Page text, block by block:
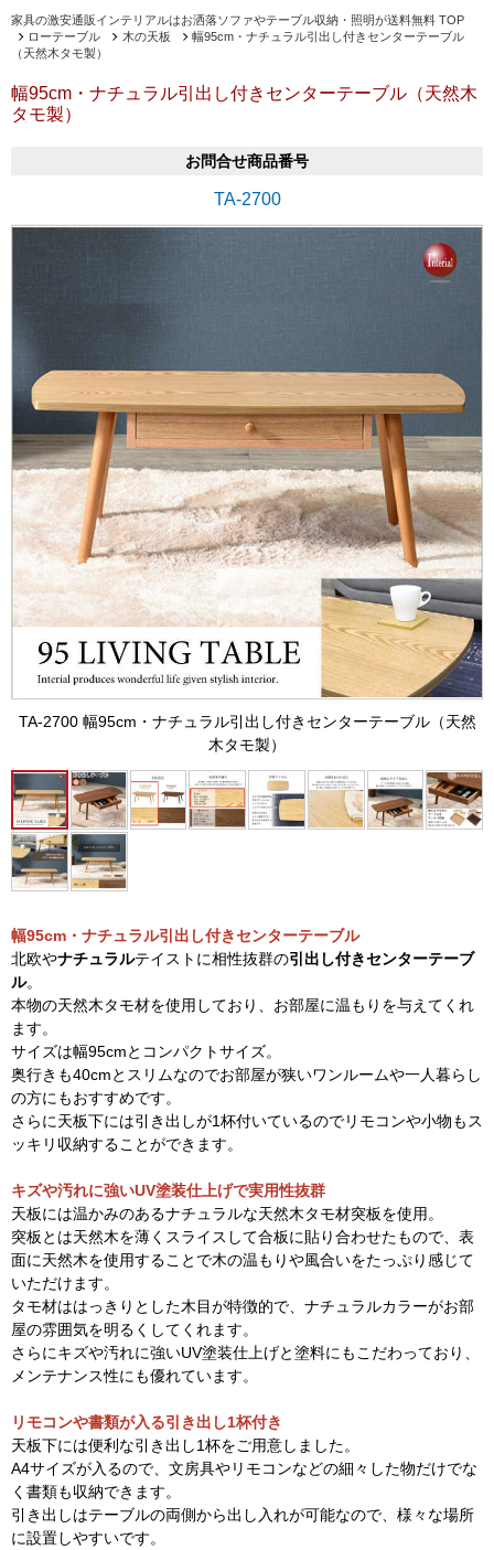
家具の激安通販インテリアルはお洒落ソファやテーブル収納・照明が送料無料 TOP
ローテーブル
木の天板
幅95cm・ナチュラル引出し付きセンターテーブル
（天然木タモ製）
幅95cm・ナチュラル引出し付きセンターテーブル（天然木
タモ製）
お問合せ商品番号
TA-2700
TA-2700 幅95cm・ナチュラル引出し付きセンターテーブル（天然
木タモ製）
幅95cm・ナチュラル引出し付きセンターテーブル
北欧やナチュラルテイストに相性抜群の引出し付きセンターテーブ
ル。
本物の天然木タモ材を使用しており、お部屋に温もりを与えてくれ
ます。
サイズは幅95cmとコンパクトサイズ。
奥行きも40cmとスリムなのでお部屋が狭いワンルームや一人暮らし
の方にもおすすめです。
さらに天板下には引き出しが1杯付いているのでリモコンや小物もス
ッキリ収納することができます。
キズや汚れに強いUV塗装仕上げで実用性抜群
天板には温かみのあるナチュラルな天然木タモ材突板を使用。
突板とは天然木を薄くスライスして合板に貼り合わせたもので、表
面に天然木を使用することで木の温もりや風合いをたっぷり感じて
いただけます。
タモ材ははっきりとした木目が特徴的で、ナチュラルカラーがお部
屋の雰囲気を明るくしてくれます。
さらにキズや汚れに強いUV塗装仕上げと塗料にもこだわっており、
メンテナンス性にも優れています。
リモコンや書類が入る引き出し1杯付き
天板下には便利な引き出し1杯をご用意しました。
A4サイズが入るので、文房具やリモコンなどの細々した物だけでな
く書類も収納できます。
引き出しはテーブルの両側から出し入れが可能なので、様々な場所
に設置しやすいです。